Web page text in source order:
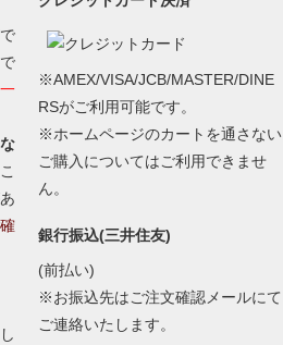
※AMEX/VISA/JCB/MASTER/DINE
RSがご利用可能です。
※ホームページのカートを通さない
ご購入についてはご利用できませ
ん。
銀行振込(三井住友)
(前払い)
※お振込先はご注文確認メールにて
ご連絡いたします。